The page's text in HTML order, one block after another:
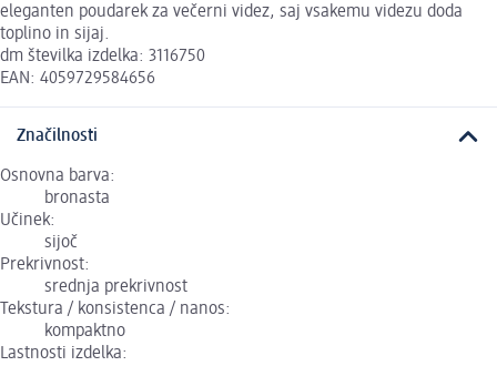
eleganten poudarek za večerni videz, saj vsakemu videzu doda
toplino in sijaj.
dm številka izdelka: 3116750
EAN: 4059729584656
Značilnosti
Osnovna barva:
bronasta
Učinek:
sijoč
Prekrivnost:
srednja prekrivnost
Tekstura / konsistenca / nanos:
kompaktno
Lastnosti izdelka: